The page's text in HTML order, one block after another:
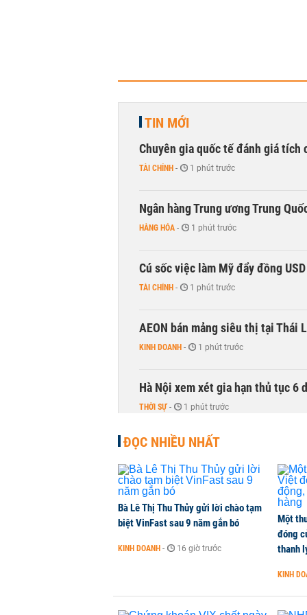
TIN MỚI
Chuyên gia quốc tế đánh giá tích
TÀI CHÍNH - 1 phút trước
Ngân hàng Trung ương Trung
HÀNG HÓA - 1 phút trước
Cú sốc việc làm Mỹ đẩy đồng
TÀI CHÍNH - 1 phút trước
AEON bán mảng siêu thị tại Thái
KINH DOANH - 1 phút trước
Hà Nội xem xét gia hạn thủ tục 6
THỜI SỰ - 1 phút trước
ĐỌC NHIỀU NHẤT
Bà Lê Thị Thu Thủy gửi lời chào tạm
biệt VinFast sau 9 năm gắn bó
KINH DOANH - 16 giờ trước
Một
đóng
thanh
KINH